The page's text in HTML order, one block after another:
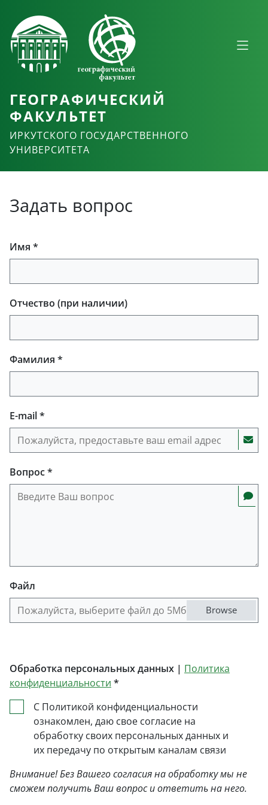
ГЕОГРАФИЧЕСКИЙ
ФАКУЛЬТЕТ
ИРКУТСКОГО ГОСУДАРСТВЕННОГО
УНИВЕРСИТЕТА
Задать вопрос
Имя *
Отчество (при наличии)
Фамилия *
E-mail *
Вопрос *
Файл
Browse
Файл
Обработка персональных данных | Политика
конфиденциальности *
С Политикой конфиденциальности
ознакомлен, даю свое согласие на
обработку своих персональных данных и
их передачу по открытым каналам связи
Внимание! Без Вашего согласия на обработку мы не
сможем получить Ваш вопрос и ответить на него.